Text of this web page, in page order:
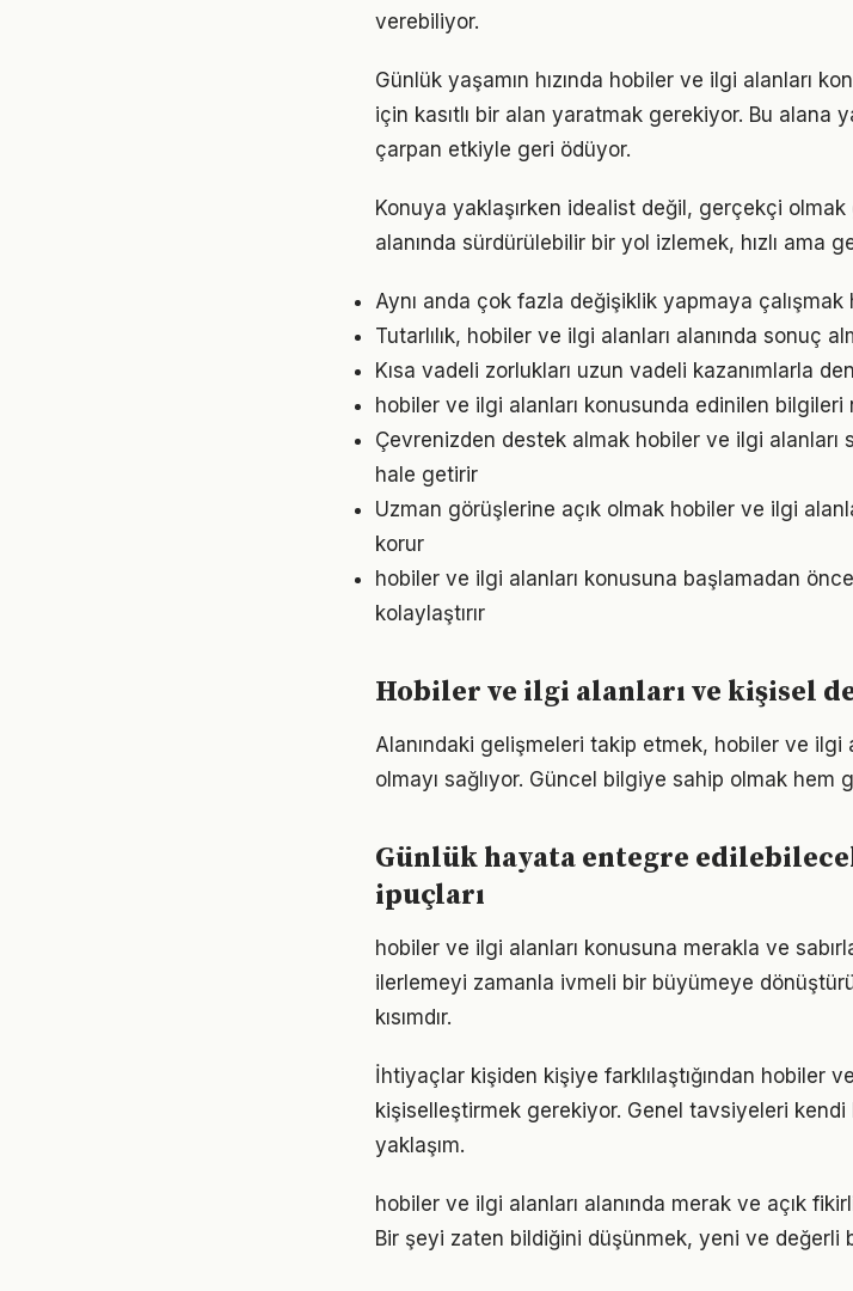
verebiliyor.
Günlük yaşamın hızında hobiler ve ilgi alanları
için kasıtlı bir alan yaratmak gerekiyor. Bu alana
çarpan etkiyle geri ödüyor.
Konuya yaklaşırken idealist değil, gerçekçi
alanında sürdürülebilir bir yol izlemek, hızlı ama
Aynı anda çok fazla değişiklik yapmaya çalışmak
Tutarlılık, hobiler ve ilgi alanları alanında sonuç
Kısa vadeli zorlukları uzun vadeli kazanımlarla
hobiler ve ilgi alanları konusunda edinilen
Çevrenizden destek almak hobiler ve ilgi alanları
hale getirir
Uzman görüşlerine açık olmak hobiler ve ilgi
korur
hobiler ve ilgi alanları konusuna başlamadan
kolaylaştırır
Hobiler ve ilgi alanları ve kişisel
Alanındaki gelişmeleri takip etmek, hobiler ve ilgi
olmayı sağlıyor. Güncel bilgiye sahip olmak hem
Günlük hayata entegre
ipuçları
hobiler ve ilgi alanları konusuna merakla ve
ilerlemeyi zamanla ivmeli bir büyümeye
kısımdır.
İhtiyaçlar kişiden kişiye farklılaştığından hobiler
kişiselleştirmek gerekiyor. Genel tavsiyeleri kendi
yaklaşım.
hobiler ve ilgi alanları alanında merak ve açık
Bir şeyi zaten bildiğini düşünmek, yeni ve değerli